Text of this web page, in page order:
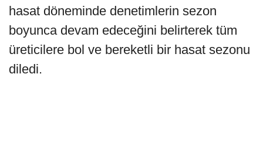
hasat döneminde denetimlerin sezon
boyunca devam edeceğini belirterek tüm
üreticilere bol ve bereketli bir hasat sezonu
diledi.